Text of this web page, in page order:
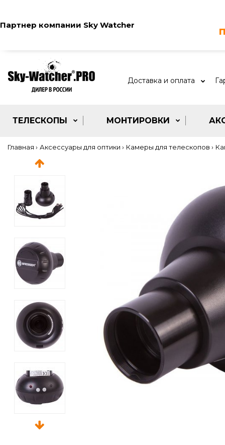
Партнер компании Sky Watcher
Доставка и оплата
ТЕЛЕСКОПЫ МОНТИРОВКИ
Главная Аксессуары для оптики Камеры для телескопов